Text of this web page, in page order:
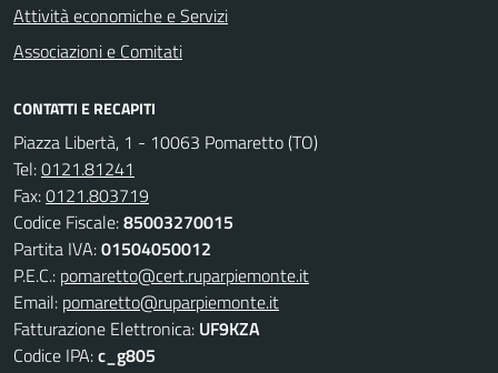
Attività economiche e Servizi
Associazioni e Comitati
CONTATTI E RECAPITI
Piazza Libertà, 1 - 10063 Pomaretto (TO)
Tel:0121.81241
Fax:0121.803719
Codice Fiscale:85003270015
Partita IVA:01504050012
P.E.C.: pomaretto@cert.ruparpiemonte.it
Email: pomaretto@ruparpiemonte.it
Fatturazione Elettronica: UF9KZA
Codice IPA:c_g805